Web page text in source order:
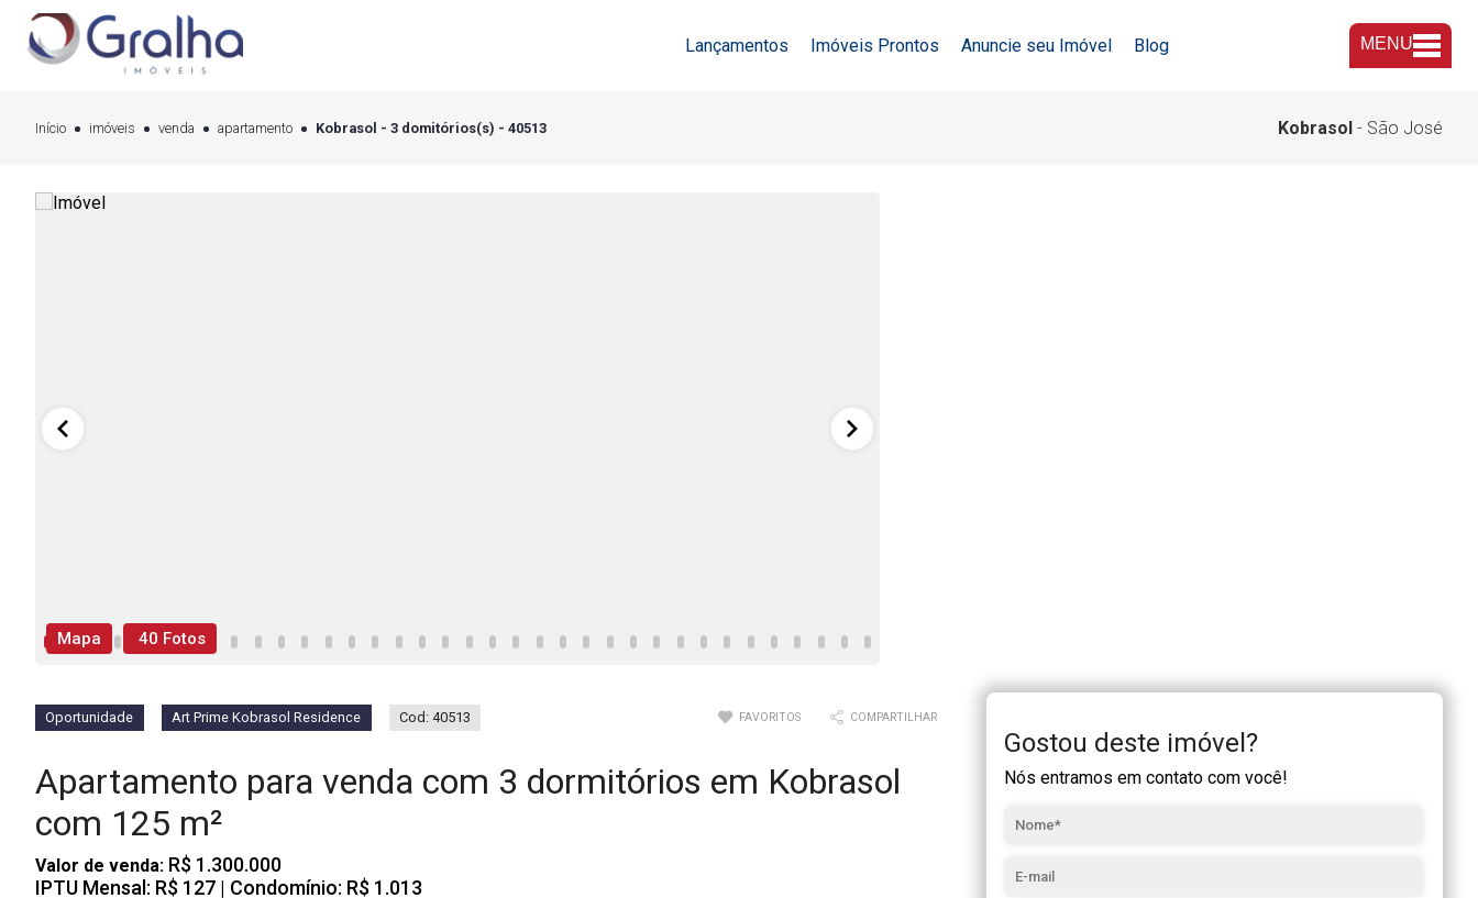
Lançamentos Imóveis Prontos Anuncie seu Imóvel Blog MENU
Início imóveis venda apartamento Kobrasol - 3 domitórios(s) - 40513 Kobrasol - São José
Mapa 40 Fotos
Oportunidade Art Prime Kobrasol Residence Cod: 40513 FAVORITOS COMPARTILHAR
Apartamento para venda com 3 dormitórios em Kobrasol
com 125 m²
Valor de venda: R$ 1.300.000
IPTU Mensal: R$ 127 | Condomínio: R$ 1.013
Gostou deste imóvel?
Nós entramos em contato com você!